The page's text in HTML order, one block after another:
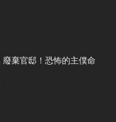
廢棄官邸！恐怖的主僕命